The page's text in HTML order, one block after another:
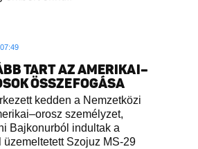
TART AZ AMERIKAI–
ÖSSZEFOGÁSA
kedden a Nemzetközi
személyzet,
Bajkonurból indultak a
üzemeltetett Szojuz MS-29